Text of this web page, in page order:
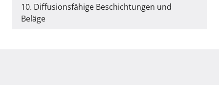
10. Diffusionsfähige Beschichtungen und
Beläge